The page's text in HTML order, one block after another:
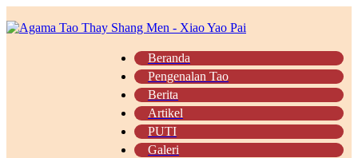
Beranda
Pengenalan Tao
Berita
Artikel
PUTI
Galeri